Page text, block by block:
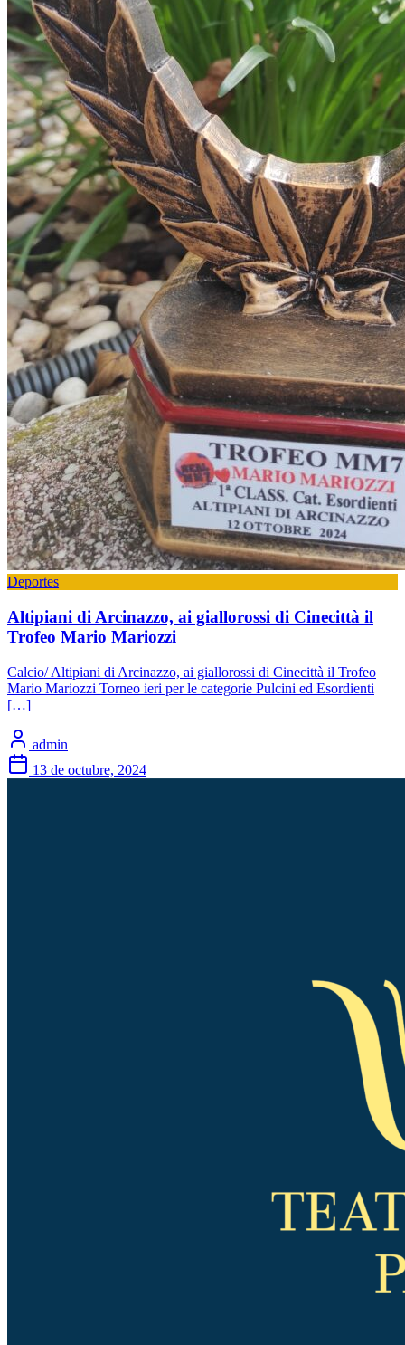
Deportes
Altipiani di Arcinazzo, ai giallorossi di Cinecittà il
Trofeo Mario Mariozzi
Calcio/ Altipiani di Arcinazzo, ai giallorossi di Cinecittà il Trofeo
Mario Mariozzi Torneo ieri per le categorie Pulcini ed Esordienti
[…]
admin
13 de octubre, 2024